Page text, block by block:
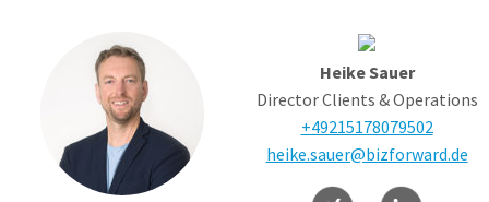
Heike Sauer
Director Clients & Operations
+49215178079502
heike.sauer@bizforward.de